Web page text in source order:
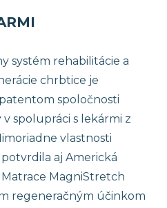
systém rehabilitácie a
chrbtice je
spoločnosti
spolupráci s lekármi z
vlastnosti
aj Americká
MagniStretch
regeneračným účinkom